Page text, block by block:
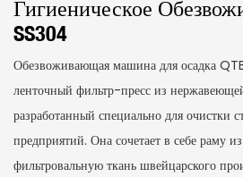
Гигиеническое
SS304
Обезвоживающая машина для осадка QTB
ленточный фильтр-пресс из
разработанный специально для очистки
предприятий. Она сочетает в себе раму
фильтровальную ткань швейцарского